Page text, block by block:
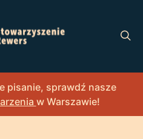
pisanie, sprawdź nasze
w Warszawie!